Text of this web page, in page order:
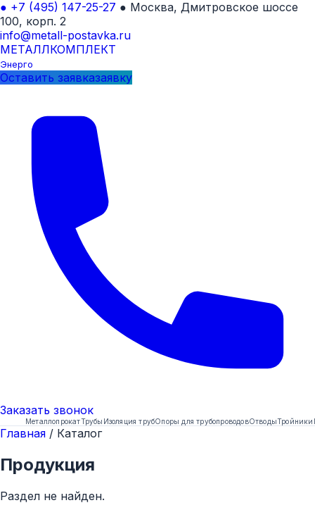
● +7 (495) 147-25-27 ● Москва, Дмитровское шоссе
100, корп. 2
info@metall-postavka.ru
МЕТАЛЛКОМПЛЕКТ
Энерго
Оставить заявказаявку
Заказать звонок
МеталлопрокатТрубы Изоляция трубОпоры для трубопроводовОтводыТройники
Главная / Каталог
Продукция
Раздел не найден.